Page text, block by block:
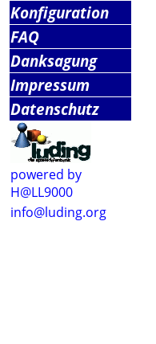
Konfiguration
FAQ
Danksagung
Impressum
Datenschutz
powered by
H@LL9000
info@luding.org